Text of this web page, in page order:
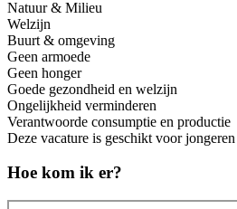
Natuur & Milieu
Welzijn
Buurt & omgeving
Geen armoede
Geen honger
Goede gezondheid en welzijn
Ongelijkheid verminderen
Verantwoorde consumptie en productie
Deze vacature is geschikt voor jongeren
Hoe kom ik er?